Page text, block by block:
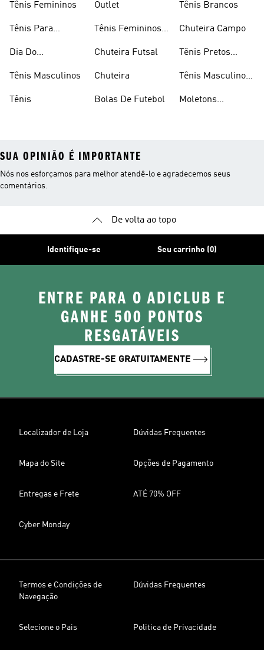
Tênis Femininos
Tênis Para
Dia Do
Tênis Masculinos
Tênis
Outlet
Tênis Femininos
Chuteira Futsal
Chuteira
Bolas De Futebol
Tênis Brancos
Chuteira Campo
Tênis Pretos
Tênis Masculino
Moletons
SUA OPINIÃO É IMPORTANTE
Nós nos esforçamos para melhor atendê-lo e agradecemos seus
comentários.
De volta ao topo
Identifique-se Seu carrinho (0)
ENTRE PARA O ADICLUB E
GANHE 500 PONTOS
RESGATÁVEIS
CADASTRE-SE GRATUITAMENTE
Localizador de Loja Dúvidas Frequentes
Mapa do Site Opções de Pagamento
Entregas e Frete ATÉ 70% OFF
Cyber Monday
Termos e Condições de
Navegação
Dúvidas Frequentes
Selecione o Pais Politica de Privacidade